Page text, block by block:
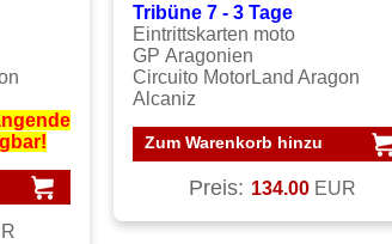
Tribüne 7 - 3 Tage
Eintrittskarten moto
GP Aragonien
Circuito MotorLand Aragon
Alcaniz
Zum Warenkorb hinzu
Preis: 134.00 EUR